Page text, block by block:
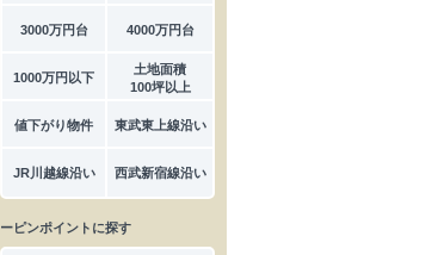
3000万円台 4000万円台
1000万円以下
土地面積
100坪以上
値下がり物件 東武東上線沿い
JR川越線沿い 西武新宿線沿い
ーピンポイントに探す